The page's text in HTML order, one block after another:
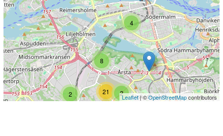
2 2
4
8
21
Leaflet| ©OpenStreetMapcontributors